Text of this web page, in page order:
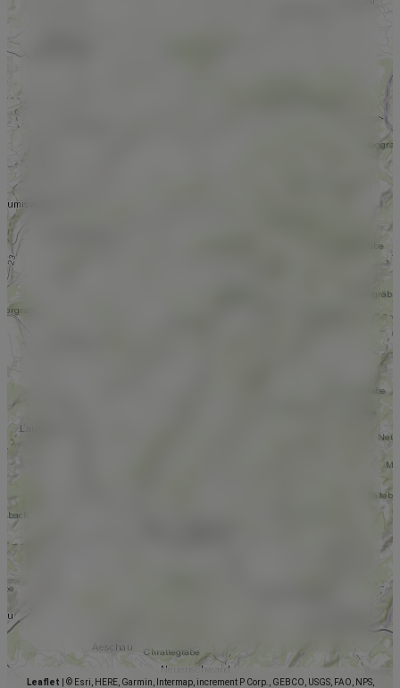
Leaflet
© Esri, HERE, Garmin, Intermap, increment P Corp., GEBCO, USGS, FAO, NPS,